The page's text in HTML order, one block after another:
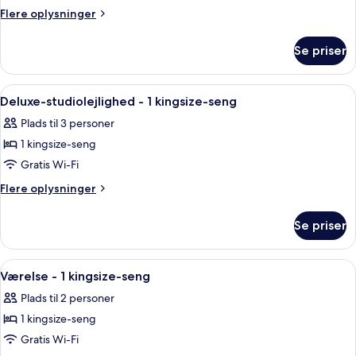
Flere oplysninger
Flere
(Residence)
Se priser
Indlæs
alle
billeder
af
Deluxe-
studiolejlighed
kingsize-
seng
Et moderne hotelværelse med en
7
Deluxe-studiolejlighed - 1 kingsize-seng
Plads til 3 personer
1 kingsize-seng
Gratis Wi-Fi
Flere oplysninger
Flere
studiolejlighed
1
seng
Se priser
Indlæs
alle
billeder
af
Værelse
Et hotelværelse med en stor seng,
4
Værelse - 1 kingsize-seng
Plads til 2 personer
1 kingsize-seng
Gratis Wi-Fi